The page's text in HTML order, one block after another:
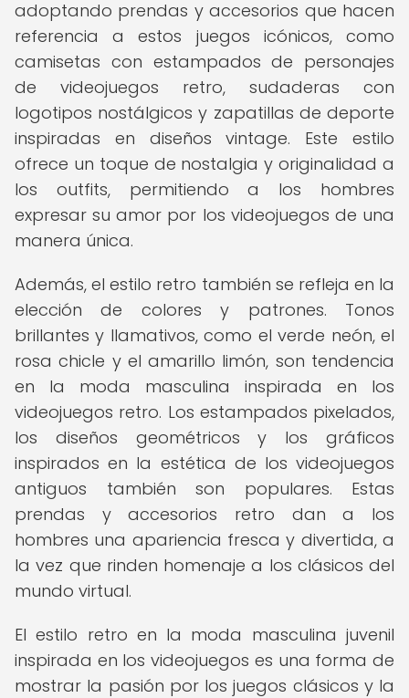
adoptando prendas y accesorios que hacen
referencia a estos juegos icónicos, como
camisetas con estampados de personajes
de videojuegos retro, sudaderas con
logotipos nostálgicos y zapatillas de deporte
inspiradas en diseños vintage. Este estilo
ofrece un toque de nostalgia y originalidad a
los outfits, permitiendo a los hombres
expresar su amor por los videojuegos de una
manera única.
Además, el estilo retro también se refleja en la
elección de colores y patrones. Tonos
brillantes y llamativos, como el verde neón, el
rosa chicle y el amarillo limón, son tendencia
en la moda masculina inspirada en los
videojuegos retro. Los estampados pixelados,
los diseños geométricos y los gráficos
inspirados en la estética de los videojuegos
antiguos también son populares. Estas
prendas y accesorios retro dan a los
hombres una apariencia fresca y divertida, a
la vez que rinden homenaje a los clásicos del
mundo virtual.
El estilo retro en la moda masculina juvenil
inspirada en los videojuegos es una forma de
mostrar la pasión por los juegos clásicos y la